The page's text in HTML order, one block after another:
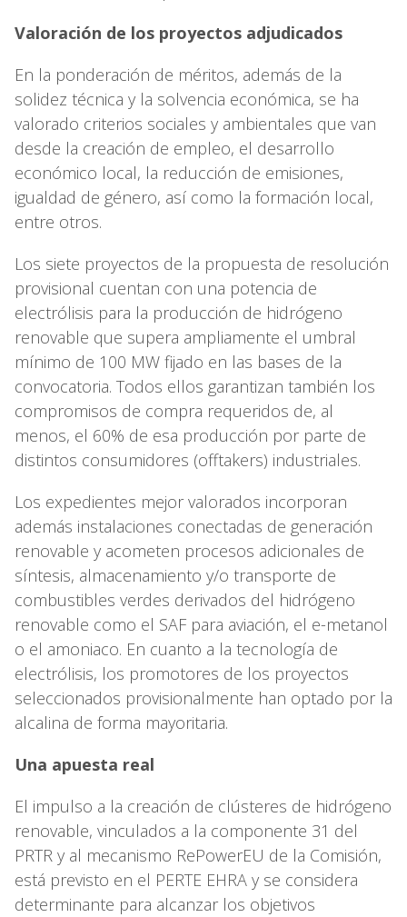
Valoración de los proyectos adjudicados
En la ponderación de méritos, además de la
solidez técnica y la solvencia económica, se ha
valorado criterios sociales y ambientales que van
desde la creación de empleo, el desarrollo
económico local, la reducción de emisiones,
igualdad de género, así como la formación local,
entre otros.
Los siete proyectos de la propuesta de resolución
provisional cuentan con una potencia de
electrólisis para la producción de hidrógeno
renovable que supera ampliamente el umbral
mínimo de 100 MW fijado en las bases de la
convocatoria. Todos ellos garantizan también los
compromisos de compra requeridos de, al
menos, el 60% de esa producción por parte de
distintos consumidores (offtakers) industriales.
Los expedientes mejor valorados incorporan
además instalaciones conectadas de generación
renovable y acometen procesos adicionales de
síntesis, almacenamiento y/o transporte de
combustibles verdes derivados del hidrógeno
renovable como el SAF para aviación, el e-metanol
o el amoniaco. En cuanto a la tecnología de
electrólisis, los promotores de los proyectos
seleccionados provisionalmente han optado por la
alcalina de forma mayoritaria.
Una apuesta real
El impulso a la creación de clústeres de hidrógeno
renovable, vinculados a la componente 31 del
PRTR y al mecanismo RePowerEU de la Comisión,
está previsto en el PERTE EHRA y se considera
determinante para alcanzar los objetivos